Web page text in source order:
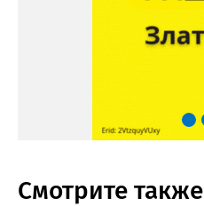
Смотрите также